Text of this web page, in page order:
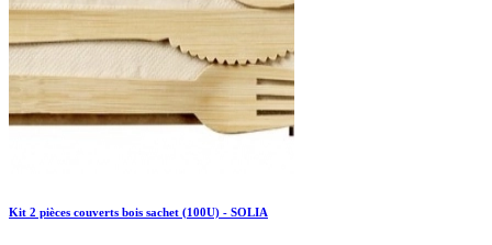
Kit 2 pièces couverts bois sachet (100U) - SOLIA